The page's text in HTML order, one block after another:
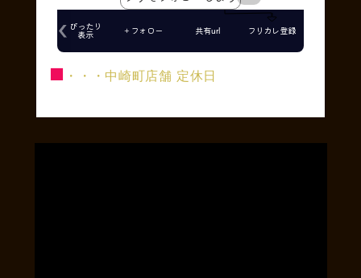
■ ・・・中崎町店舗 定休日